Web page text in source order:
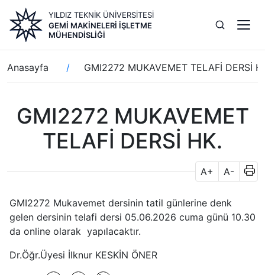
içeriğe
atla
YILDIZ TEKNİK ÜNİVERSİTESİ
GEMI MAKINELERI İŞLETME
MÜHENDISLIĞI
Sayfa
yolu
Anasayfa GMI2272 MUKAVEMET TELAFİ DERSİ
GMI2272 MUKAVEMET
TELAFİ DERSİ HK.
A+ A-
GMI2272 Mukavemet dersinin tatil günlerine denk
gelen dersinin telafi dersi 05.06.2026 cuma günü 10.30
da online olarak yapılacaktır.
Dr.Öğr.Üyesi İlknur KESKİN ÖNER